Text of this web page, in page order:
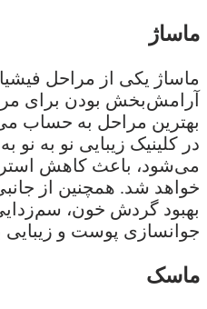
ماساژ
ماساژ یکی از مراحل
آرامش‌بخش بودن برای
بهترین مراحل به حساب
در کلینیک زیبایی نو به
می‌شود، باعث کاهش
خواهد شد. همچنین از
بهبود گردش خون،
جوانسازی پوست و
ماسک